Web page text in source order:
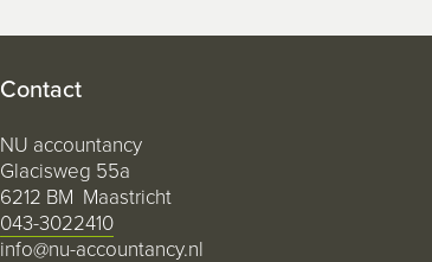
Contact
NU accountancy
Glacisweg 55a
6212 BM Maastricht
043-3022410
info@nu-accountancy.nl